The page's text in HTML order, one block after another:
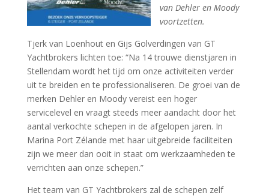
van Dehler en Moody
voortzetten.
Tjerk van Loenhout en Gijs Golverdingen van GT
Yachtbrokers lichten toe: “Na 14 trouwe dienstjaren in
Stellendam wordt het tijd om onze activiteiten verder
uit te breiden en te professionaliseren. De groei van de
merken Dehler en Moody vereist een hoger
servicelevel en vraagt steeds meer aandacht door het
aantal verkochte schepen in de afgelopen jaren. In
Marina Port Zélande met haar uitgebreide faciliteiten
zijn we meer dan ooit in staat om werkzaamheden te
verrichten aan onze schepen.”
Het team van GT Yachtbrokers zal de schepen zelf